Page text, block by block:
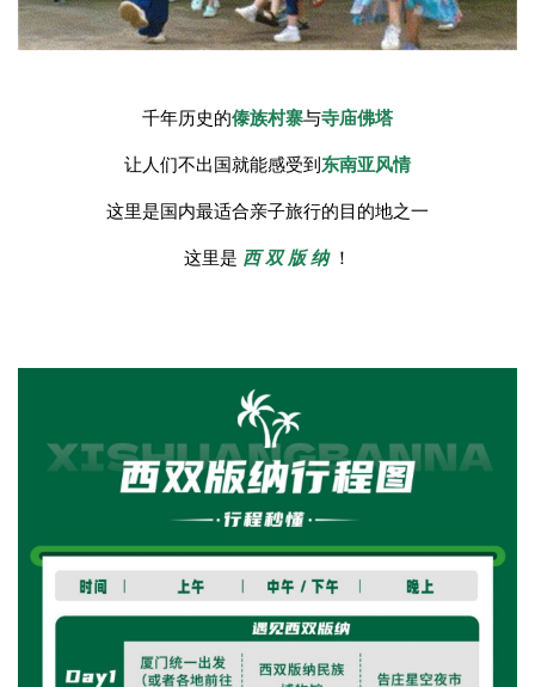
千年历史的傣族村寨与寺庙佛塔
让人们不出国就能感受到 东南亚风情
这里是国内最适合亲子旅行的目的地之一
这里是 西 双 版 纳！